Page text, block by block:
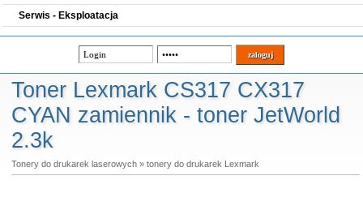
Serwis - Eksploatacja
Toner Lexmark CS317 CX317
CYAN zamiennik - toner JetWorld
2.3k
Tonery do drukarek laserowych» tonery do drukarek Lexmark